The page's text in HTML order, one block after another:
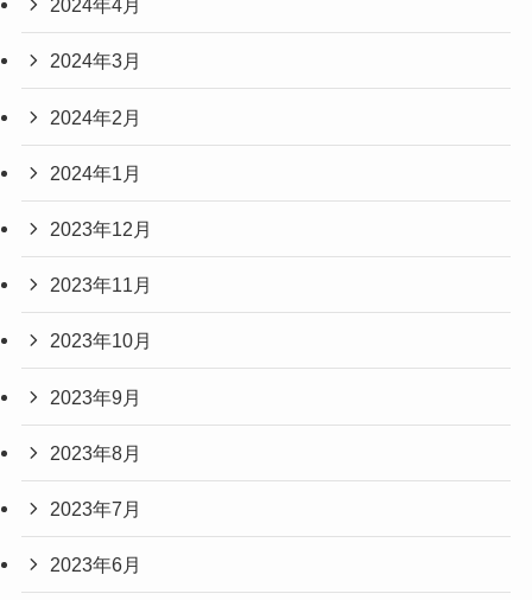
2024年4月
2024年3月
2024年2月
2024年1月
2023年12月
2023年11月
2023年10月
2023年9月
2023年8月
2023年7月
2023年6月